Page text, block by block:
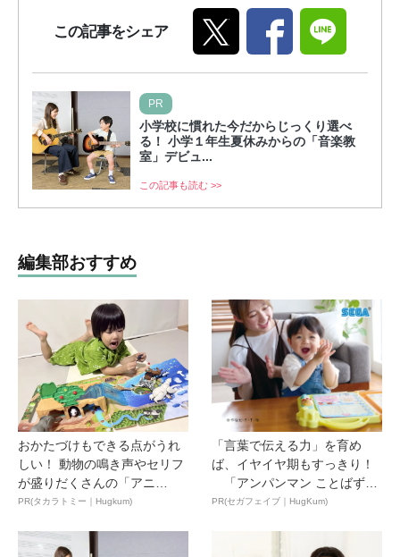
この記事をシェア
PR
小学校に慣れた今だからじっくり選べ
る！ 小学１年生夏休みからの「音楽教
室」デビュ...
この記事も読む >>
編集部おすすめ
おかたづけもできる点がうれ
しい！ 動物の鳴き声やセリフ
が盛りだくさんの「アニ
ア ...
PR(タカラトミー｜Hugkum)
「言葉で伝える力」を育め
ば、イヤイヤ期もすっきり！
「アンパンマン ことばずか
ん...
PR(セガフェイブ｜HugKum)